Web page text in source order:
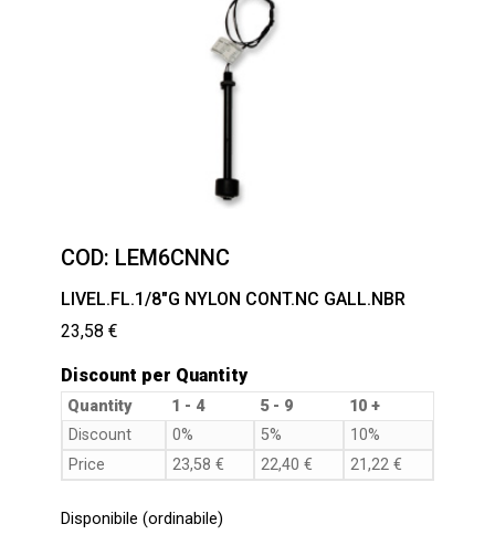
COD: LEM6CNNC
LIVEL.FL.1/8″G NYLON CONT.NC GALL.NBR
23,58 €
Discount per Quantity
Quantity 1 - 4 5 - 9
10 +
Discount
0% 5%
10%
Price
23,58 € 22,40 € 21,22 €
Disponibile (ordinabile)